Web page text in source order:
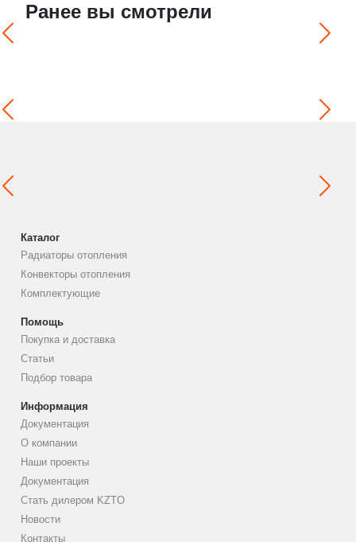
Ранее вы смотрели
Каталог
Радиаторы отопления
Конвекторы отопления
Комплектующие
Помощь
Покупка и доставка
Статьи
Подбор товара
Информация
Документация
О компании
Наши проекты
Документация
Стать дилером KZTO
Новости
Контакты